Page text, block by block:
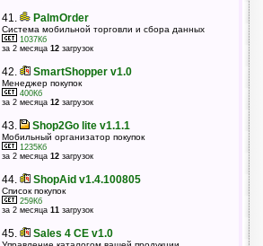
41. PalmOrder
Система мобильной торговли и сбора данных
1037Кб
за 2 месяца 12 загрузок
42. SmartShopper v1.0
Менеджер покупок
400Кб
за 2 месяца 12 загрузок
43. Shop2Go lite v1.1.1
Мобильный организатор покупок
1235Кб
за 2 месяца 12 загрузок
44. ShopAid v1.4.100805
Список покупок
259Кб
за 2 месяца 11 загрузок
45. Sales 4 CE v1.0